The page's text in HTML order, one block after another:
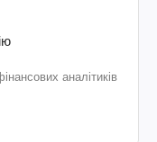
аналітиків